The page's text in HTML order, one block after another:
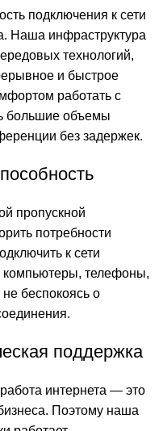
подключения к сети
Наша инфраструктура
технологий,
и быстрое
работать с
большие объемы
без задержек.
пропускной
потребности
к сети
компьютеры, телефоны,
беспокоясь о
поддержка
интернета — это
Поэтому наша